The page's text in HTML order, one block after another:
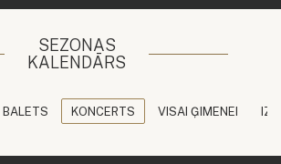
SEZONAS
KALENDĀRS
BALETS KONCERTS VISAI ĢIMENEI